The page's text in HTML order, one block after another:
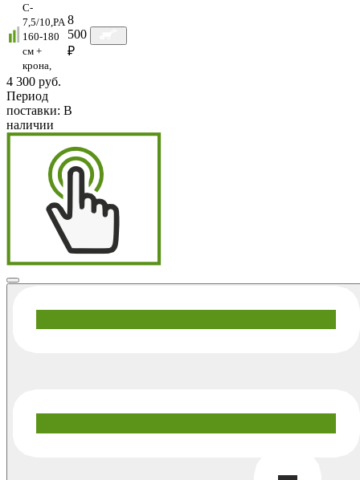
C-
7,5/10,PA
160-180
см +
крона,
8
500
₽
4 300 руб.
Период
поставки: В
наличии